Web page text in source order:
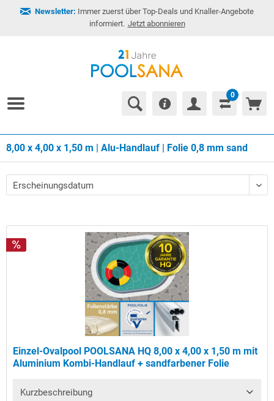
Newsletter: Immer zuerst über Top-Deals und Knaller-Angebote
informiert. Jetzt abonnieren
0
8,00 x 4,00 x 1,50 m | Alu-Handlauf | Folie 0,8 mm sand
Einzel-Ovalpool POOLSANA HQ 8,00 x 4,00 x 1,50 m mit
Aluminium Kombi-Handlauf + sandfarbener Folie
Kurzbeschreibung